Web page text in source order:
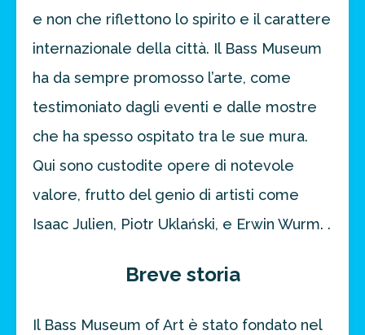
e non che riflettono lo spirito e il carattere
internazionale della città. Il Bass Museum
ha da sempre promosso l’arte, come
testimoniato dagli eventi e dalle mostre
che ha spesso ospitato tra le sue mura.
Qui sono custodite opere di notevole
valore, frutto del genio di artisti come
Isaac Julien, Piotr Uklański, e Erwin Wurm. .
Breve storia
Il Bass Museum of Art è stato fondato nel